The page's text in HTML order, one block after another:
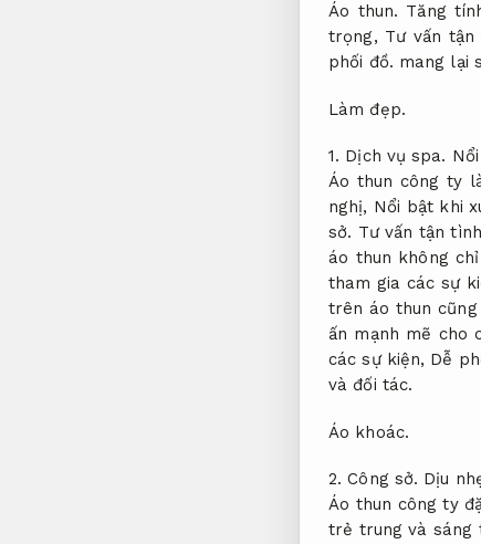
Áo thun. Tăng
trọng, Tư vấn tận
phối đồ. mang lại
Làm đẹp.
1. Dịch vụ spa.
Áo thun công ty
nghị, Nổi bật khi
sở. Tư vấn tận
áo thun không
tham gia các sự
trên áo thun
ấn mạnh mẽ cho
các sự kiện, Dễ
và đối tác.
Áo khoác.
2.Công sở. Dịu
Áo thun công ty
trẻ trung và sáng